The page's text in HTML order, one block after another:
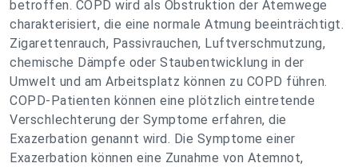
betroffen. COPD wird als Obstruktion der Atemwege
charakterisiert, die eine normale Atmung beeinträchtigt.
Zigarettenrauch, Passivrauchen, Luftverschmutzung,
chemische Dämpfe oder Staubentwicklung in der
Umwelt und am Arbeitsplatz können zu COPD führen.
COPD-Patienten können eine plötzlich eintretende
Verschlechterung der Symptome erfahren, die
Exazerbation genannt wird. Die Symptome einer
Exazerbation können eine Zunahme von Atemnot,